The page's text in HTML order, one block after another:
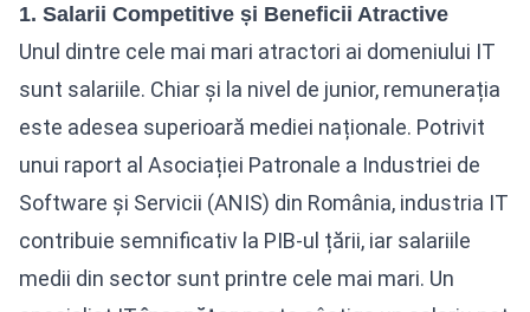
1. Salarii Competitive și Beneficii Atractive
Unul dintre cele mai mari atractori ai domeniului IT
sunt salariile. Chiar și la nivel de junior, remunerația
este adesea superioară mediei naționale. Potrivit
unui raport al Asociației Patronale a Industriei de
Software și Servicii (ANIS) din România, industria IT
contribuie semnificativ la PIB-ul țării, iar salariile
medii din sector sunt printre cele mai mari. Un